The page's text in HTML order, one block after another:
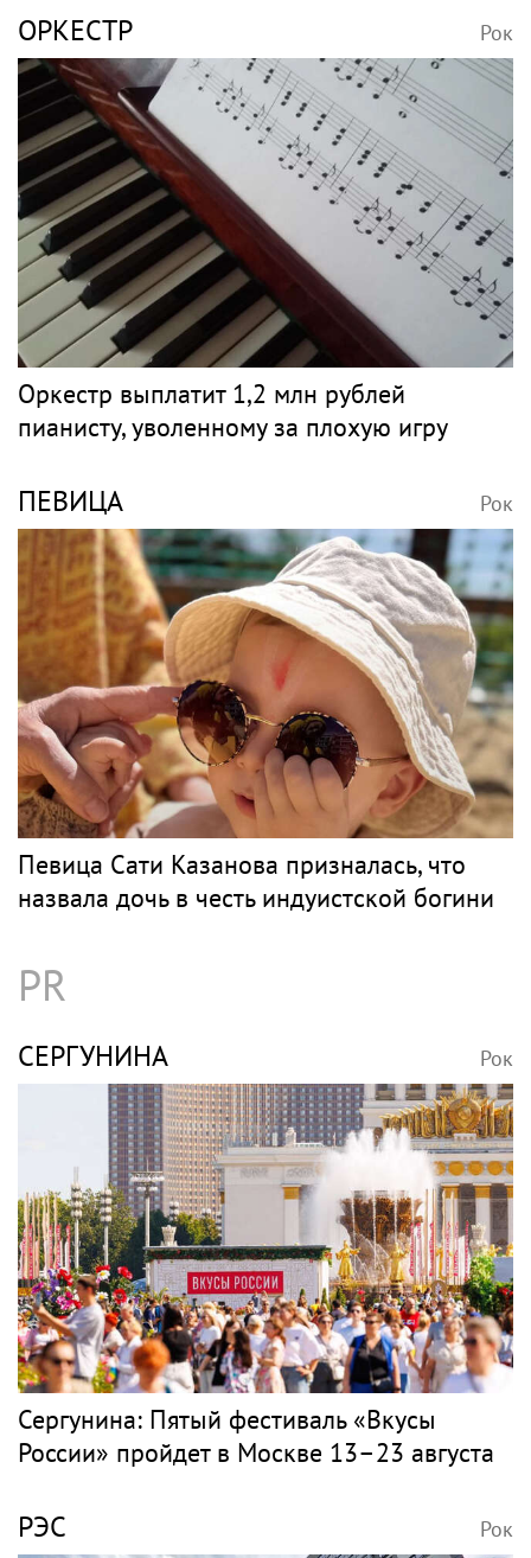
ОРКЕСТР Рок
Оркестр выплатит 1,2 млн рублей
пианисту, уволенному за плохую игру
ПЕВИЦА Рок
Певица Сати Казанова призналась, что
назвала дочь в честь индуистской богини
PR
СЕРГУНИНА Рок
Сергунина: Пятый фестиваль «Вкусы
России» пройдет в Москве 13–23 августа
РЭС Рок